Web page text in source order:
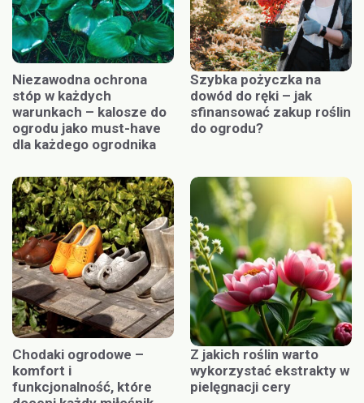
Niezawodna ochrona
stóp w każdych
warunkach – kalosze do
ogrodu jako must-have
dla każdego ogrodnika
Szybka pożyczka na
dowód do ręki – jak
sfinansować zakup roślin
do ogrodu?
Chodaki ogrodowe –
komfort i
funkcjonalność, które
Z jakich roślin warto
wykorzystać ekstrakty w
pielęgnacji cery